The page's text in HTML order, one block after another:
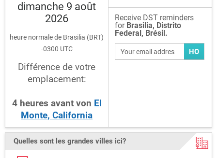
dimanche 9 août
2026
heure normale de Brasilia (BRT)
-0300 UTC
Différence de votre
emplacement:
4 heures avant von El
Monte, California
Receive DST reminders
for Brasilia, Distrito
Federal, Brésil.
HO
Quelles sont les grandes villes ici?